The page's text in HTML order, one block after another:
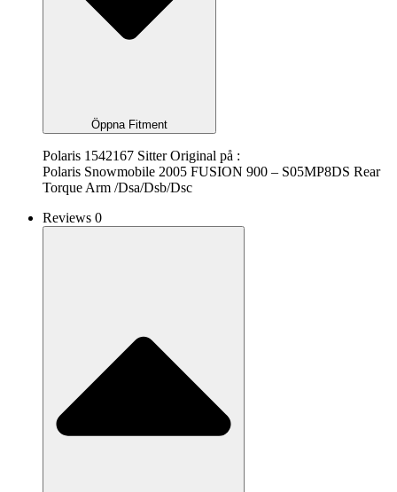
Öppna Fitment
Polaris 1542167 Sitter Original på :
Polaris Snowmobile 2005 FUSION 900 – S05MP8DS Rear
Torque Arm /Dsa/Dsb/Dsc
Reviews 0